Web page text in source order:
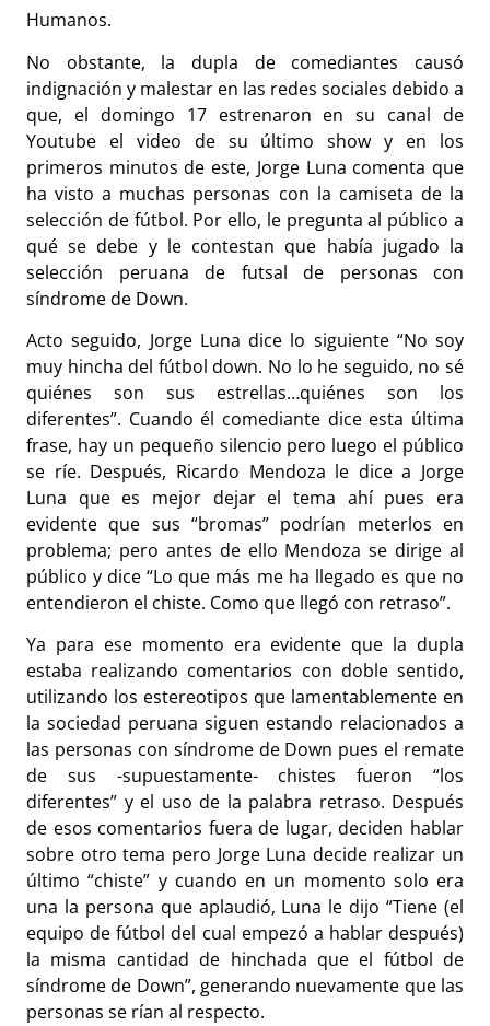
Humanos.
No obstante, la dupla de comediantes causó
indignación y malestar en las redes sociales debido a
que, el domingo 17 estrenaron en su canal de
Youtube el video de su último show y en los
primeros minutos de este, Jorge Luna comenta que
ha visto a muchas personas con la camiseta de la
selección de fútbol. Por ello, le pregunta al público a
qué se debe y le contestan que había jugado la
selección peruana de futsal de personas con
síndrome de Down.
Acto seguido, Jorge Luna dice lo siguiente “No soy
muy hincha del fútbol down. No lo he seguido, no sé
quiénes son sus estrellas…quiénes son los
diferentes”. Cuando él comediante dice esta última
frase, hay un pequeño silencio pero luego el público
se ríe. Después, Ricardo Mendoza le dice a Jorge
Luna que es mejor dejar el tema ahí pues era
evidente que sus “bromas” podrían meterlos en
problema; pero antes de ello Mendoza se dirige al
público y dice “Lo que más me ha llegado es que no
entendieron el chiste. Como que llegó con retraso”.
Ya para ese momento era evidente que la dupla
estaba realizando comentarios con doble sentido,
utilizando los estereotipos que lamentablemente en
la sociedad peruana siguen estando relacionados a
las personas con síndrome de Down pues el remate
de sus -supuestamente- chistes fueron “los
diferentes” y el uso de la palabra retraso. Después
de esos comentarios fuera de lugar, deciden hablar
sobre otro tema pero Jorge Luna decide realizar un
último “chiste” y cuando en un momento solo era
una la persona que aplaudió, Luna le dijo “Tiene (el
equipo de fútbol del cual empezó a hablar después)
la misma cantidad de hinchada que el fútbol de
síndrome de Down”, generando nuevamente que las
personas se rían al respecto.